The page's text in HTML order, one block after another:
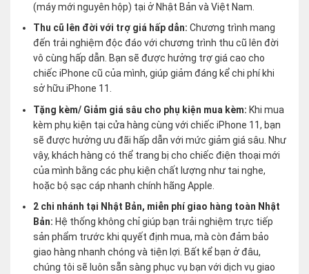
(máy mới nguyên hộp) tại ở Nhật Bản và Việt Nam.
Thu cũ lên đời với trợ giá hấp dẫn:Chương trình mang
đến trải nghiệm độc đáo với chương trình thu cũ lên đời
vô cùng hấp dẫn. Bạn sẽ được hưởng trợ giá cao cho
chiếc iPhone cũ của mình, giúp giảm đáng kể chi phí khi
sở hữu iPhone 11.
Tặng kèm/ Giảm giá sâu cho phụ kiện mua kèm: Khi mua
kèm phụ kiện tại cửa hàng cùng với chiếc iPhone 11, bạn
sẽ được hưởng ưu đãi hấp dẫn với mức giảm giá sâu. Như
vậy, khách hàng có thể trang bị cho chiếc điện thoại mới
của mình bằng các phụ kiện chất lượng như tai nghe,
hoặc bộ sạc cáp nhanh chính hãng Apple.
2 chi nhánh tại Nhật Bản, miễn phí giao hàng toàn Nhật
Bản: Hệ thống không chỉ giúp bạn trải nghiệm trực tiếp
sản phẩm trước khi quyết định mua, mà còn đảm bảo
giao hàng nhanh chóng và tiện lợi. Bất kể bạn ở đâu,
chúng tôi sẽ luôn sẵn sàng phục vụ bạn với dịch vụ giao